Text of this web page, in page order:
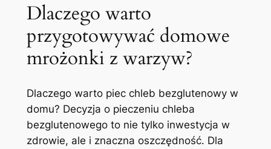
Dlaczego warto
przygotowywać domowe
mrożonki z warzyw?
Dlaczego warto piec chleb bezglutenowy w
domu? Decyzja o pieczeniu chleba
bezglutenowego to nie tylko inwestycja w
zdrowie, ale i znaczna oszczędność. Dla